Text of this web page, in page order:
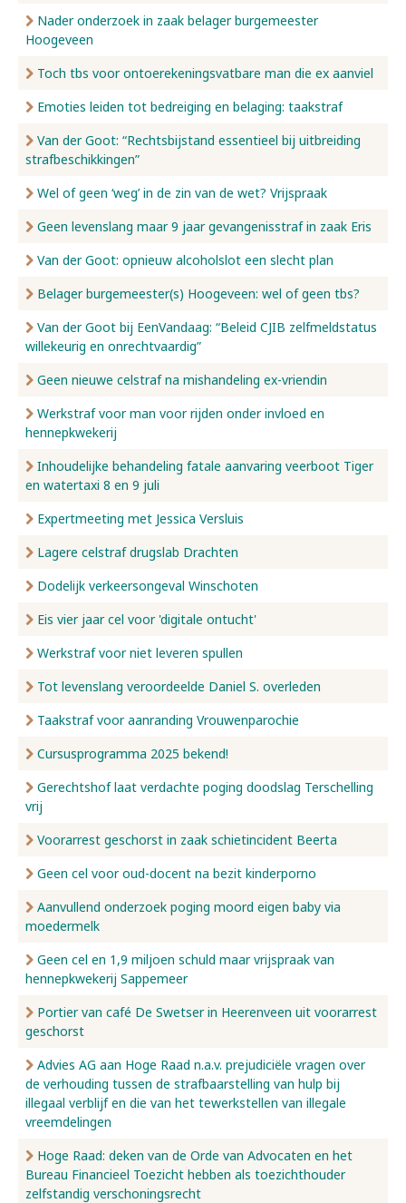
Nader onderzoek in zaak belager burgemeester
Hoogeveen
Toch tbs voor ontoerekeningsvatbare man die ex aanviel
Emoties leiden tot bedreiging en belaging: taakstraf
Van der Goot: “Rechtsbijstand essentieel bij uitbreiding
strafbeschikkingen”
Wel of geen ‘weg’ in de zin van de wet? Vrijspraak
Geen levenslang maar 9 jaar gevangenisstraf in zaak Eris
Van der Goot: opnieuw alcoholslot een slecht plan
Belager burgemeester(s) Hoogeveen: wel of geen tbs?
Van der Goot bij EenVandaag: “Beleid CJIB zelfmeldstatus
willekeurig en onrechtvaardig”
Geen nieuwe celstraf na mishandeling ex-vriendin
Werkstraf voor man voor rijden onder invloed en
hennepkwekerij
Inhoudelijke behandeling fatale aanvaring veerboot Tiger
en watertaxi 8 en 9 juli
Expertmeeting met Jessica Versluis
Lagere celstraf drugslab Drachten
Dodelijk verkeersongeval Winschoten
Eis vier jaar cel voor 'digitale ontucht'
Werkstraf voor niet leveren spullen
Tot levenslang veroordeelde Daniel S. overleden
Taakstraf voor aanranding Vrouwenparochie
Cursusprogramma 2025 bekend!
Gerechtshof laat verdachte poging doodslag Terschelling
vrij
Voorarrest geschorst in zaak schietincident Beerta
Geen cel voor oud-docent na bezit kinderporno
Aanvullend onderzoek poging moord eigen baby via
moedermelk
Geen cel en 1,9 miljoen schuld maar vrijspraak van
hennepkwekerij Sappemeer
Portier van café De Swetser in Heerenveen uit voorarrest
geschorst
Advies AG aan Hoge Raad n.a.v. prejudiciële vragen over
de verhouding tussen de strafbaarstelling van hulp bij
illegaal verblijf en die van het tewerkstellen van illegale
vreemdelingen
Hoge Raad: deken van de Orde van Advocaten en het
Bureau Financieel Toezicht hebben als toezichthouder
zelfstandig verschoningsrecht